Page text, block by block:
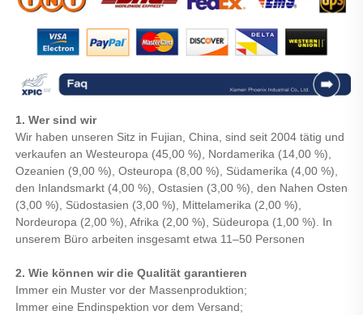
1. Wer sind wir
Wir haben unseren Sitz in Fujian, China, sind seit 2004 tätig und
verkaufen an Westeuropa (45,00 %), Nordamerika (14,00 %),
Ozeanien (9,00 %), Osteuropa (8,00 %), Südamerika (4,00 %),
den Inlandsmarkt (4,00 %), Ostasien (3,00 %), den Nahen Osten
(3,00 %), Südostasien (3,00 %), Mittelamerika (2,00 %),
Nordeuropa (2,00 %), Afrika (2,00 %), Südeuropa (1,00 %). In
unserem Büro arbeiten insgesamt etwa 11–50 Personen
2. Wie können wir die Qualität garantieren
Immer ein Muster vor der Massenproduktion;
Immer eine Endinspektion vor dem Versand;